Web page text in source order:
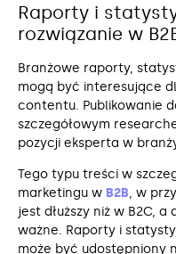
Raporty i
rozwiązanie w
Branżowe raporty,
mogą być interesujące
contentu. Publikowanie
szczegółowym
pozycji eksperta w
Tego typu treści w
marketingu w B2B, w
jest dłuższy niż w B2C,
ważne. Raporty i
może być udostępniony